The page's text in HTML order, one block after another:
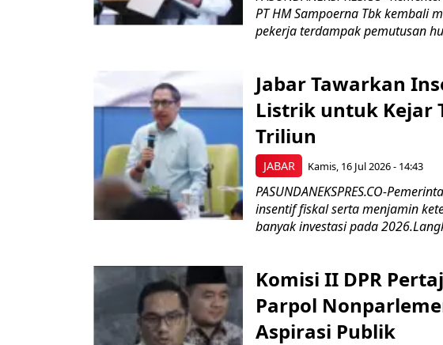
PT HM Sampoerna Tbk kembali
pekerja terdampak pemutusan
JABAR
Jabar Tawarkan
Listrik untuk Kejar
Triliun
Kamis, 16 Jul 2026 - 14:43
PASUNDANEKSPRES.CO-
insentif fiskal serta menjamin
banyak investasi pada
Komisi II DPR
Parpol
Aspirasi Publik